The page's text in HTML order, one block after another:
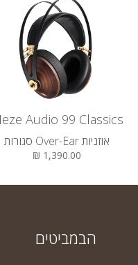
Audio 99 Classics
אוזניות Over-Ear סגורות
1,390.00 ₪
הבמביטים